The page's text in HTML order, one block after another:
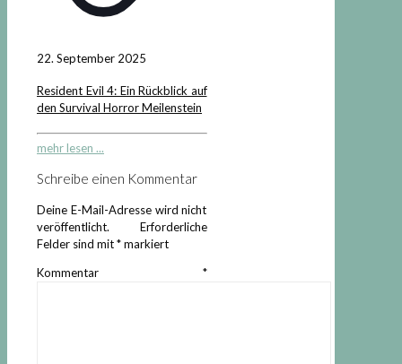
22. September 2025
Resident Evil 4: Ein Rückblick auf
den Survival Horror Meilenstein
mehr lesen ...
Schreibe einen Kommentar
Deine E-Mail-Adresse wird nicht
veröffentlicht.
Erforderliche
Felder sind mit*markiert
Kommentar *